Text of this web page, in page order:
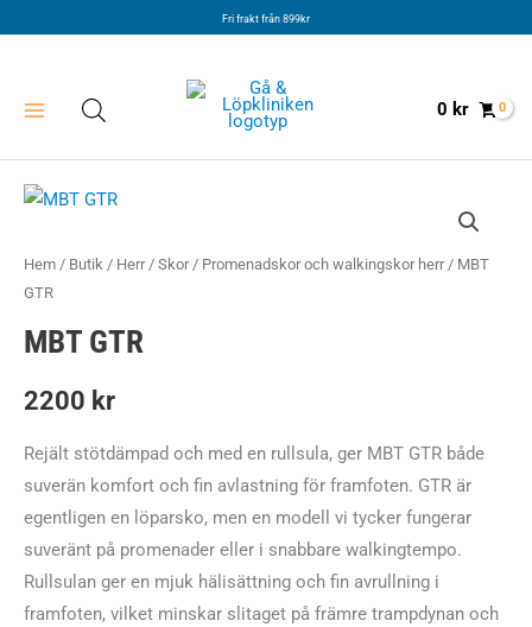
Fri frakt från 899kr
0 kr
Hem / Butik / Herr/ Skor/ Promenadskor och walkingskor herr/ MBT
GTR
MBT GTR
2200 kr
Rejält stötdämpad och med en rullsula, ger MBT GTR både
suverän komfort och fin avlastning för framfoten. GTR är
egentligen en löparsko, men en modell vi tycker fungerar
suveränt på promenader eller i snabbare walkingtempo.
Rullsulan ger en mjuk hälisättning och fin avrullning i
framfoten, vilket minskar slitaget på främre trampdynan och